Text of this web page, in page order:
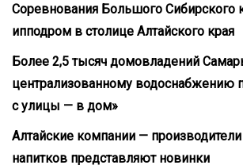
Соревнования Большого Сибирского
ипподром в столице Алтайского края
Более 2,5 тысяч домовладений
централизованному водоснабжению
с улицы — в дом»
Алтайские компании —
напитков представляют новинки